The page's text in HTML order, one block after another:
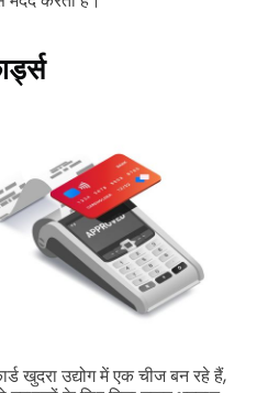
खुदरा उद्योग में एक चीज बन रहे हैं,